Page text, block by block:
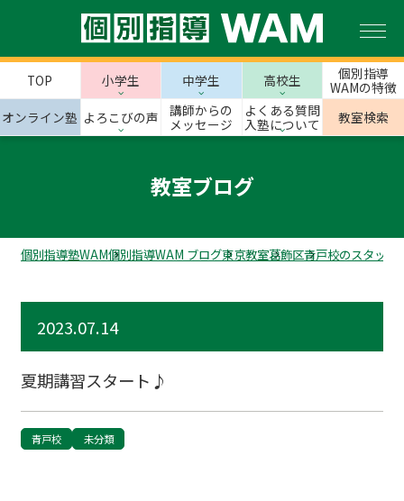
TOP 小学生 中学生 高校生
個別指導
WAMの特徴
オンライン塾 よろこびの声
講師からの
メッセージ
よくある質問
入塾について
教室検索
教室ブログ
個別指導塾WAM個別指導WAM ブログ東京教室葛飾区青戸校のスタッフ
2023.07.14
夏期講習スタート♪
青戸校 未分類